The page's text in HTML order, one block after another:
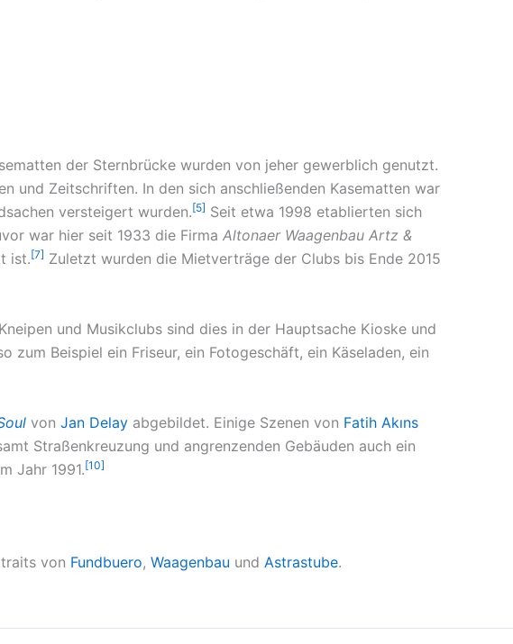
der Sternbrücke wurden von jeher gewerblich genutzt.
und Zeitschriften. In den sich anschließenden Kasematten war
versteigert wurden.[5] Seit etwa 1998 etablierten sich
war hier seit 1933 die Firma Altonaer Waagenbau Artz &
ist.[7] Zuletzt wurden die Mietverträge der Clubs bis Ende 2015
und Musikclubs sind dies in der Hauptsache Kioske und
zum Beispiel ein Friseur, ein Fotogeschäft, ein Käseladen, ein
von Jan Delay abgebildet. Einige Szenen von Fatih Akıns
Straßenkreuzung und angrenzenden Gebäuden auch ein
Jahr 1991.[10]
von Fundbuero, Waagenbau und Astrastube.